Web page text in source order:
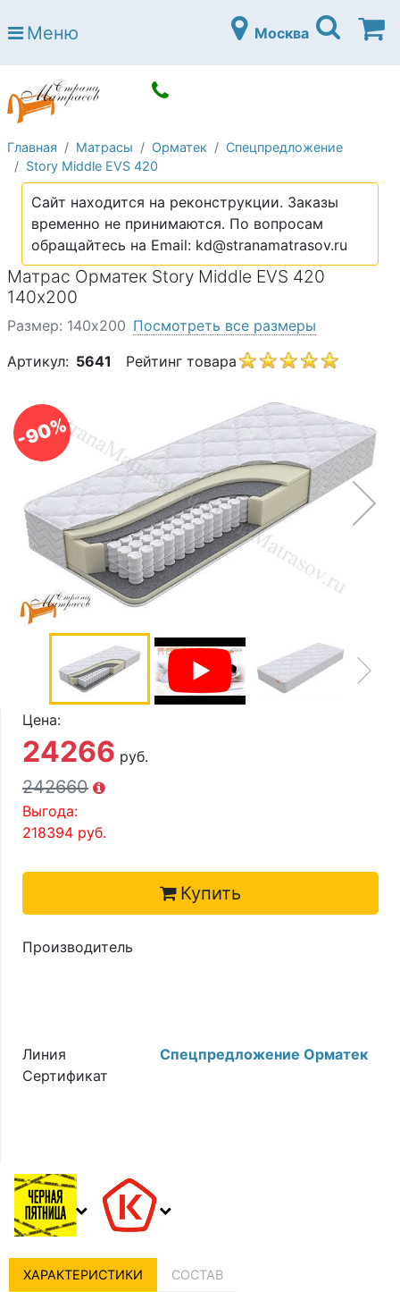
Страна матрасов
Open submenu (Матрасы)
Open submenu (Кровати)
Кровати
Open submenu (Аксессуары)
Open submenu (Диваны)
Диваны
Open submenu (Постельное белье)
Постельное белье
Open submenu (Мебель)
Мебель
Open submenu (Основания)
Основания
Open submenu (Детские матрасы)
Детские матрасы
Open submenu (Детские кровати)
Детские кровати
Open submenu (Шкафы)
О компании
Контакты
Доставка по городу
Меню Москва
Главная Матрасы Орматек
Спецпредложение
Story Middle EVS 420
Сайт находится на реконструкции. Заказы
временно не принимаются. По вопросам
обращайтесь на Email: kd@stranamatrasov.ru
Матрас Орматек Story Middle EVS 420
140х200
-90%
Размер: 140х200 Посмотреть все размеры
Артикул: 5641 Рейтинг товара
Цена:
24266 руб.
242660
Выгода:
218394 руб.
Купить
Производитель
Линия
Спецпредложение Орматек
Сертификат
ХАРАКТЕРИСТИКИ СОСТАВ